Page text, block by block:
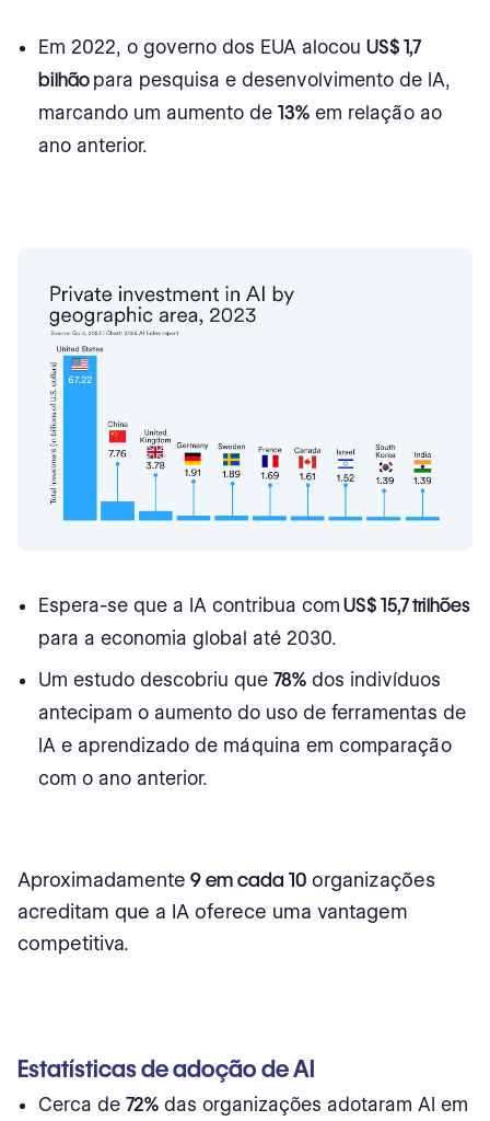
Em 2022, o governo dos EUA alocouUS$ 1,7
bilhão para pesquisa e desenvolvimento de IA,
marcando um aumento de13% em relação ao
ano anterior.
Espera-se que a IA contribua com US$ 15,7 trilhões
para a economia global até 2030.
Um estudo descobriu que78% dos indivíduos
antecipam o aumento do uso de ferramentas de
IA e aprendizado de máquina em comparação
com o ano anterior.
Aproximadamente 9 em cada 10 organizações
acreditam que a IA oferece uma vantagem
competitiva.
Estatísticas de adoção de AI
Cerca de72% das organizações adotaram AI em